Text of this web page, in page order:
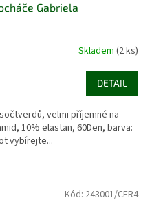
Gabriela
Skladem (2 ks)
DETAIL
velmi příjemné na
10% elastan, 60Den, barva:
vybírejte...
Kód: 243001/CER4